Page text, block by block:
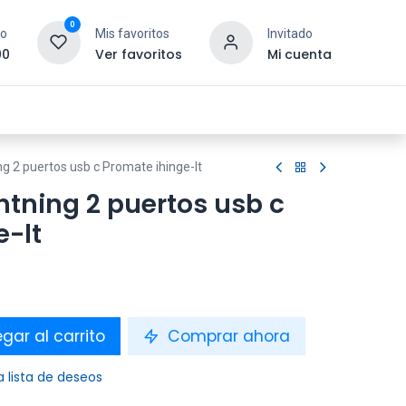
0
Mis favoritos
Ver favoritos
Invitado
Mi cuenta
2 puertos usb c Promate ihinge-lt
2 puertos usb c
lt
al carrito Comprar ahora
lista de deseos